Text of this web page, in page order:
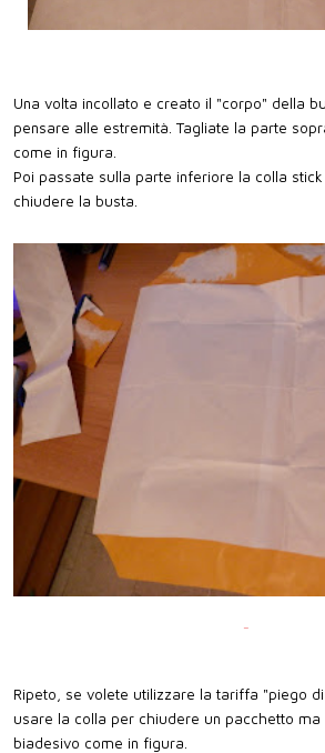
Una volta incollato e creato il "corpo" della
pensare alle estremità. Tagliate la parte
come in figura.
Poi passate sulla parte inferiore la colla
chiudere la busta.
Ripeto, se volete utilizzare la tariffa "piego
usare la colla per chiudere un pacchetto ma
biadesivo come in figura.